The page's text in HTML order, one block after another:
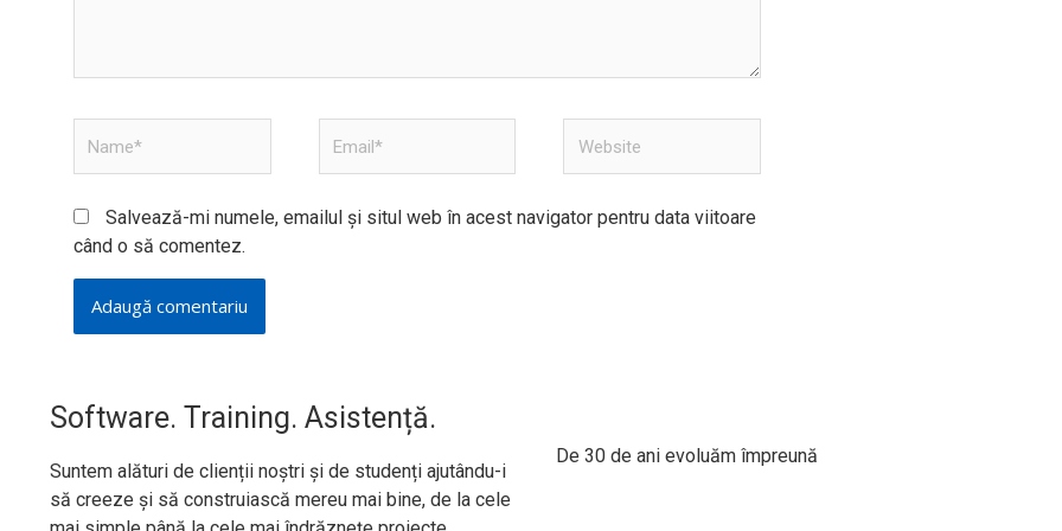
Salvează-mi numele, emailul și situl web în acest navigator pentru data viitoare
când o să comentez.
Software. Training. Asistență.
Suntem alături de clienții noștri și de studenți ajutându-i
să creeze și să construiască mereu mai bine, de la cele
De 30 de ani evoluăm împreună​